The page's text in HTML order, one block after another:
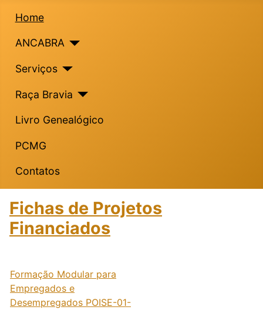
Home
ANCABRA
Serviços
Raça Bravia
Livro Genealógico
PCMG
Contatos
Fichas de Projetos
Financiados
Formação Modular para
Empregados e
Desempregados POISE-01-